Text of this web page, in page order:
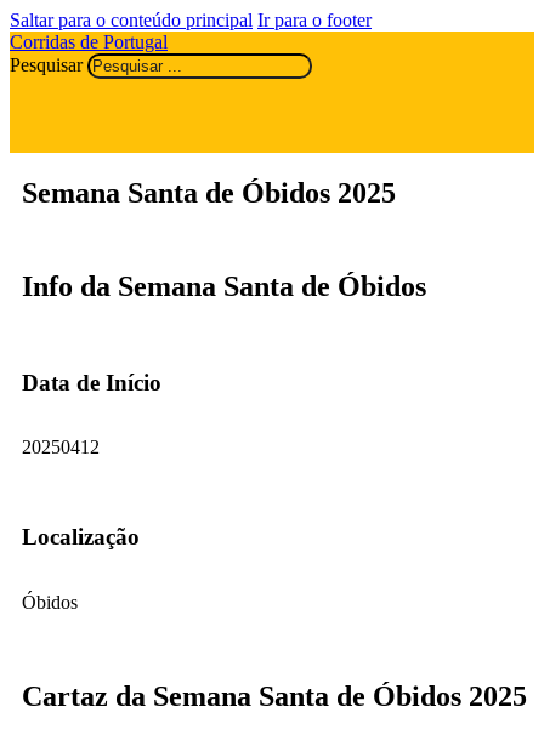
Saltar para o conteúdo principal Ir para o footer
Corridas de Portugal
Pesquisar
Semana Santa de Óbidos 2025
Info da Semana Santa de Óbidos
Data de Início
20250412
Localização
Óbidos
Cartaz da Semana Santa de Óbidos 2025